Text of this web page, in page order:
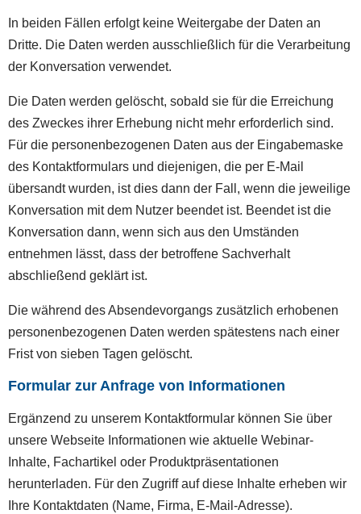
In beiden Fällen erfolgt keine Weitergabe der Daten an
Dritte. Die Daten werden ausschließlich für die Verarbeitung
der Konversation verwendet.
Die Daten werden gelöscht, sobald sie für die Erreichung
des Zweckes ihrer Erhebung nicht mehr erforderlich sind.
Für die personenbezogenen Daten aus der Eingabemaske
des Kontaktformulars und diejenigen, die per E-Mail
übersandt wurden, ist dies dann der Fall, wenn die jeweilige
Konversation mit dem Nutzer beendet ist. Beendet ist die
Konversation dann, wenn sich aus den Umständen
entnehmen lässt, dass der betroffene Sachverhalt
abschließend geklärt ist.
Die während des Absendevorgangs zusätzlich erhobenen
personenbezogenen Daten werden spätestens nach einer
Frist von sieben Tagen gelöscht.
Formular zur Anfrage von Informationen
Ergänzend zu unserem Kontaktformular können Sie über
unsere Webseite Informationen wie aktuelle Webinar-
Inhalte, Fachartikel oder Produktpräsentationen
herunterladen. Für den Zugriff auf diese Inhalte erheben wir
Ihre Kontaktdaten (Name, Firma, E-Mail-Adresse).